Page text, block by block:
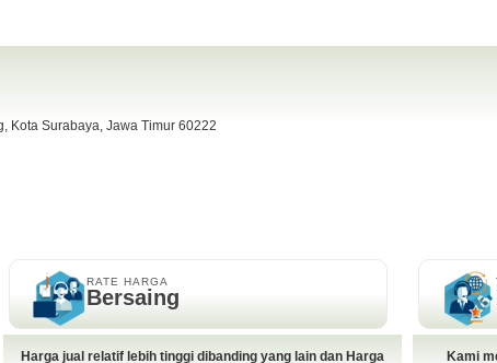
Kota Surabaya, Jawa Timur 60222
RATE HARGA
Bersaing
Harga jual relatif lebih tinggi dibanding yang lain dan Harga
Kami